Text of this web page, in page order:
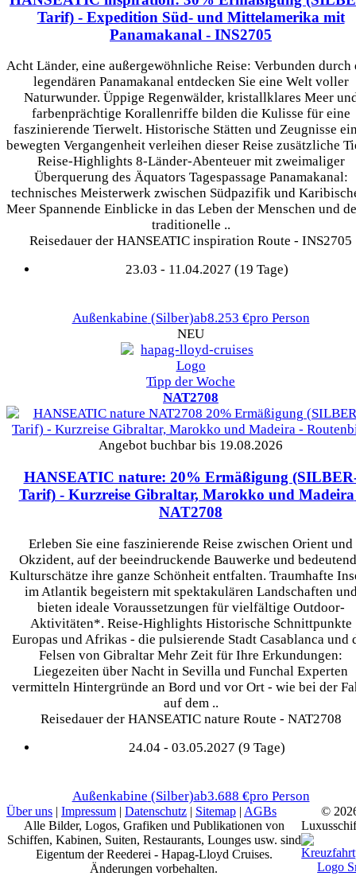
Tarif) - Expedition Süd- und Mittelamerika mit
Panamakanal - INS2705
Acht Länder, eine außergewöhnliche Reise: Verbunden durch
legendären Panamakanal entdecken Sie eine Welt voller
Naturwunder. Üppige Regenwälder, kristallklares Meer
farbenprächtige Korallenriffe bilden die Kulisse für eine
faszinierende Tierwelt. Historische Stätten und Zeugnisse
bewegten Vergangenheit verleihen dieser Reise zusätzliche
Reise-Highlights 8-Länder-Abenteuer mit zweimaliger
Überquerung des Äquators Tagespassage Panamakanal:
technisches Meisterwerk zwischen Südpazifik und
Meer Spannende Einblicke in das Leben der Menschen und
traditionelle ..
Reisedauer der HANSEATIC inspiration Route - INS2705
23.03 - 11.04.2027 (19 Tage)
Außenkabine (Silber)ab8.253 €pro Person
NEU
Tipp der Woche
NAT2708
Angebot buchbar bis 19.08.2026
HANSEATIC nature: 20% Ermäßigung
Tarif) - Kurzreise Gibraltar, Marokko und Madeira
NAT2708
Erleben Sie eine faszinierende Reise zwischen Orient und
Okzident, auf der beeindruckende Bauwerke und
Kulturschätze ihre ganze Schönheit entfalten. Traumhafte
im Atlantik begeistern mit spektakulären Landschaften
bieten ideale Voraussetzungen für vielfältige Outdoor-
Aktivitäten*. Reise-Highlights Historische Schnittpunkte
Europas und Afrikas - die pulsierende Stadt Casablanca und
Felsen von Gibraltar Mehr Zeit für Ihre Erkundungen:
Liegezeiten über Nacht in Sevilla und Funchal Experten
vermitteln Hintergründe an Bord und vor Ort - wie bei der
auf dem ..
Reisedauer der HANSEATIC nature Route - NAT2708
24.04 - 03.05.2027 (9 Tage)
Außenkabine (Silber)ab3.688 €pro Person
Über uns | Impressum | Datenschutz | Sitemap | AGBs
Alle Bilder, Logos, Grafiken und Publikationen von
Schiffen, Kabinen, Suiten, Restaurants, Lounges usw. sind
Eigentum der Reederei - Hapag-Lloyd Cruises.
Änderungen vorbehalten.
©